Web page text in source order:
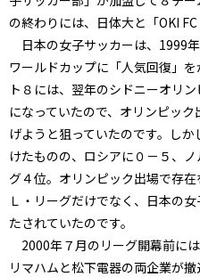
の終わりには、日体大と「OKI
日本の女子サッカーは、1999
ワールドカップに「人気回復」
ト８には、翌年のシドニーオリ
になっていたので、オリンピッ
げようと狙っていたのです。し
けたものの、ロシアに０－５、
グ４位。オリンピック出場で存在
Ｌ・リーグだけでなく、日本の
たされていたのです。
2000年７月のリーグ開幕前に
リマハムと松下電器の両企業が